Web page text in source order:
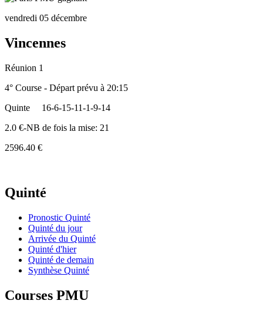
vendredi 05 décembre
Vincennes
Réunion 1
4° Course - Départ prévu à 20:15
Quinte
16-6-15-11-1-9-14
2.0 €-NB de fois la mise: 21
2596.40 €
Quinté
Pronostic Quinté
Quinté du jour
Arrivée du Quinté
Quinté d'hier
Quinté de demain
Synthèse Quinté
Courses PMU